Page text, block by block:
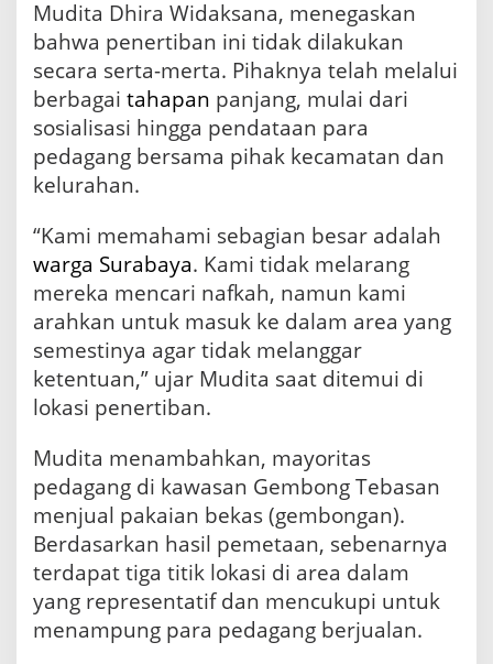
s
i
S
a
u
a
Mudita Dhira Widaksana, menegaskan
bahwa penertiban ini tidak dilakukan
secara serta-merta. Pihaknya telah melalui
berbagai tahapan panjang, mulai dari
sosialisasi hingga pendataan para
pedagang bersama pihak kecamatan dan
kelurahan.
“Kami memahami sebagian besar adalah
warga Surabaya. Kami tidak melarang
mereka mencari nafkah, namun kami
arahkan untuk masuk ke dalam area yang
semestinya agar tidak melanggar
ketentuan,” ujar Mudita saat ditemui di
lokasi penertiban.
Mudita menambahkan, mayoritas
pedagang di kawasan Gembong Tebasan
menjual pakaian bekas (gembongan).
Berdasarkan hasil pemetaan, sebenarnya
terdapat tiga titik lokasi di area dalam
yang representatif dan mencukupi untuk
menampung para pedagang berjualan.